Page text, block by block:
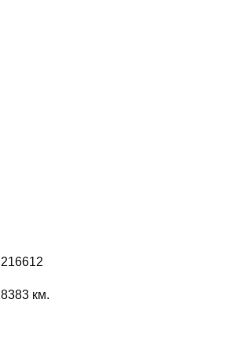
216612
8383 км.